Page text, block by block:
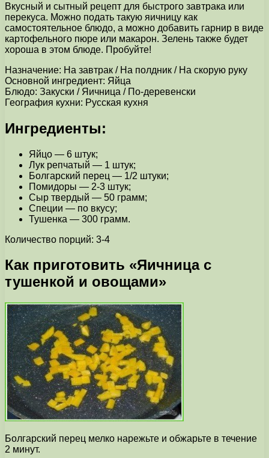
Вкусный и сытный рецепт для быстрого завтрака или
перекуса. Можно подать такую яичницу как
самостоятельное блюдо, а можно добавить гарнир в виде
картофельного пюре или макарон. Зелень также будет
хороша в этом блюде. Пробуйте!
Назначение: На завтрак / На полдник / На скорую руку
Основной ингредиент: Яйца
Блюдо: Закуски / Яичница / По-деревенски
География кухни: Русская кухня
Ингредиенты:
Яйцо — 6 штук;
Лук репчатый — 1 штук;
Болгарский перец — 1/2 штуки;
Помидоры — 2-3 штук;
Сыр твердый — 50 грамм;
Специи — по вкусу;
Тушенка — 300 грамм.
Количество порций: 3-4
Как приготовить «Яичница с
тушенкой и овощами»
Болгарский перец мелко нарежьте и обжарьте в течение
2 минут.